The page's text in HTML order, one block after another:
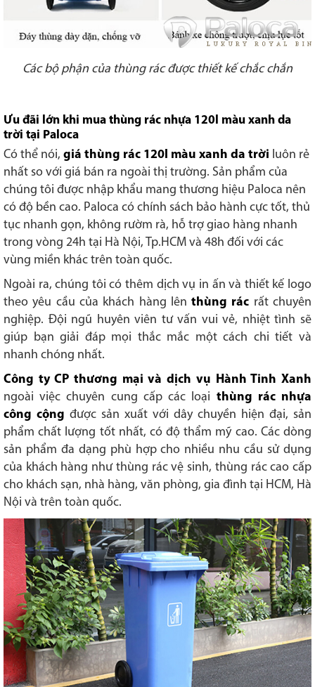
Các bộ phận của thùng rác được thiết kế chắc chắn
Ưu đãi lớn khi mua thùng rác nhựa 120l màu xanh da
trời tại Paloca
Có thể nói, giá thùng rác 120l màu xanh da trời luôn rẻ
nhất so với giá bán ra ngoài thị trường. Sản phẩm của
chúng tôi được nhập khẩu mang thương hiệu Paloca nên
có độ bền cao. Paloca có chính sách bảo hành cực tốt, thủ
tục nhanh gọn, không rườm rà, hỗ trợ giao hàng nhanh
trong vòng 24h tại Hà Nội, Tp.HCM và 48h đối với các
vùng miền khác trên toàn quốc.
Ngoài ra, chúng tôi có thêm dịch vụ in ấn và thiết kế logo
theo yêu cầu của khách hàng lênthùng rác rất chuyên
nghiệp. Đội ngũ huyên viên tư vấn vui vẻ, nhiệt tình sẽ
giúp bạn giải đáp mọi thắc mắc một cách chi tiết và
nhanh chóng nhất.
Công ty CP thương mại và dịch vụ Hành Tinh Xanh
ngoài việc chuyên cung cấp các loại thùng rác nhựa
công cộng được sản xuất với dây chuyền hiện đại, sản
phẩm chất lượng tốt nhất, có độ thẩm mỹ cao. Các dòng
sản phẩm đa dạng phù hợp cho nhiều nhu cầu sử dụng
của khách hàng như thùng rác vệ sinh, thùng rác cao cấp
cho khách sạn, nhà hàng, văn phòng, gia đình tại HCM, Hà
Nội và trên toàn quốc.